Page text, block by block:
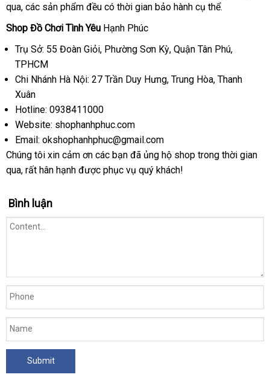
rẻhàng
quavệ
sinh
, giá
rẻ
các sản phẩm đều có thời gian bảo hành cụ thể.
Shop Đồ Chơi Tình Yêu Hạnh Phúc
Trụ Sở: 55 Đoàn Giỏibình
, Phường Sơn KỳThái
, Quận Tân Phúthảo
,
TPHCM
Chi Nhánh Hà Nội: 27 Trần Duy Hưnggần
, Trung Hòanội
, Thanh
Xuân
Hotline: 0938411000
Website: shophanhphuc.com
Email: okshophanhphuc@gmail.com
Chúng tôi xin cảm ơn giá
bán
các bạn tham
khảo
đã ủng hộ shop trong thời gian
quagiá
, bỏ
rất hân hạnh nhận
được shopee
phục vụ quý khách!
Bình luận